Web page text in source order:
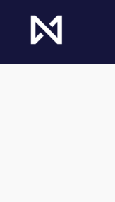
content